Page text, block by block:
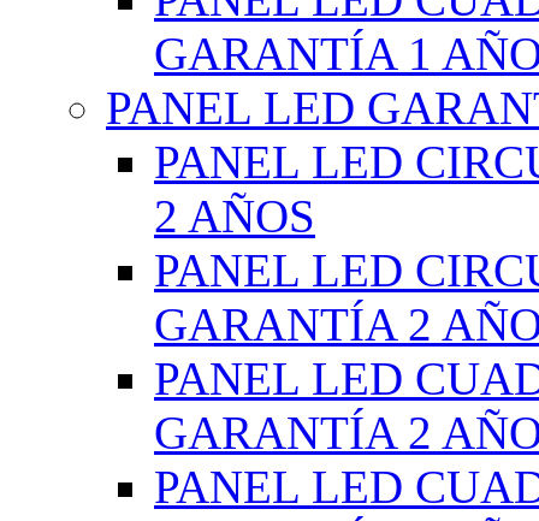
GARANTÍA 1
PANEL LED
PANEL LED
2 AÑOS
PANEL LED
GARANTÍA 2
PANEL LED
GARANTÍA 2
PANEL LED